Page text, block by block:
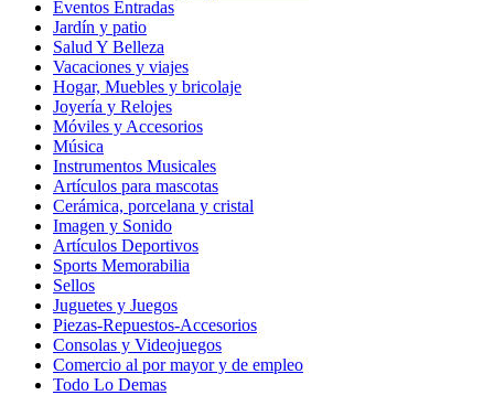
Eventos Entradas
Jardín y patio
Salud Y Belleza
Vacaciones y viajes
Hogar, Muebles y bricolaje
Joyería y Relojes
Móviles y Accesorios
Música
Instrumentos Musicales
Artículos para mascotas
Cerámica, porcelana y cristal
Imagen y Sonido
Artículos Deportivos
Sports Memorabilia
Sellos
Juguetes y Juegos
Piezas-Repuestos-Accesorios
Consolas y Videojuegos
Comercio al por mayor y de empleo
Todo Lo Demas